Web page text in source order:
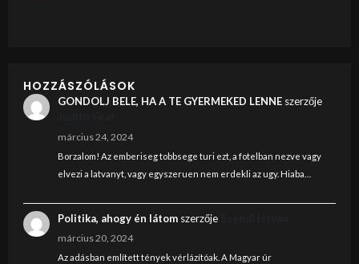
HOZZÁSZÓLÁSOK
GONDOLJ BELE, HA A TE GYERMEKED LENNEszerzője
március 24, 2024
Borzalom! Az emberiseg tobbsege turi ezt, a fotelban nezve vagy
elvezi a latvanyt, vagy egyszeruen nem erdekli az ugy. Hiaba…
Politika, ahogy én látomszerzője
március 20, 2024
Az adásban említett tények vérlázítóak. A Magyar úr